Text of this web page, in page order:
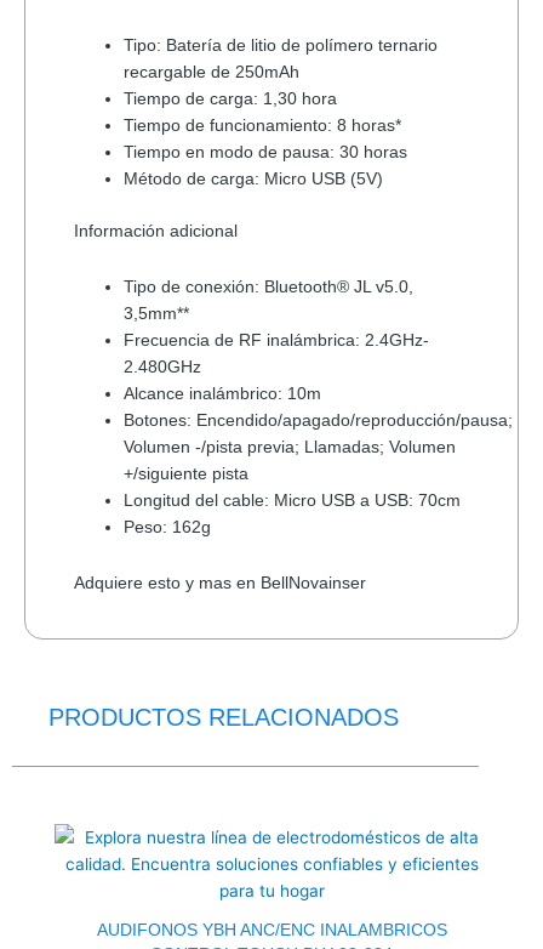
Tipo: Batería de litio de polímero ternario
recargable de 250mAh
Tiempo de carga: 1,30 hora
Tiempo de funcionamiento: 8 horas*
Tiempo en modo de pausa: 30 horas
Método de carga: Micro USB (5V)
Información adicional
Tipo de conexión: Bluetooth® JL v5.0,
3,5mm**
Frecuencia de RF inalámbrica: 2.4GHz-
2.480GHz
Alcance inalámbrico: 10m
Botones: Encendido/apagado/reproducción/pausa;
Volumen -/pista previa; Llamadas; Volumen
+/siguiente pista
Longitud del cable: Micro USB a USB: 70cm
Peso: 162g
Adquiere esto y mas en BellNovainser
PRODUCTOS RELACIONADOS
AUDIFONOS YBH ANC/ENC INALAMBRICOS